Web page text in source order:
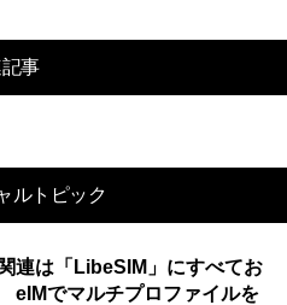
事
ルトピック
連は「LibeSIM」にすべてお
でマルチプロファイルを